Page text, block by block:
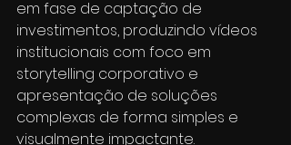
em fase de captação de
investimentos, produzindo vídeos
institucionais com foco em
storytelling corporativo e
apresentação de soluções
complexas de forma simples e
visualmente impactante.